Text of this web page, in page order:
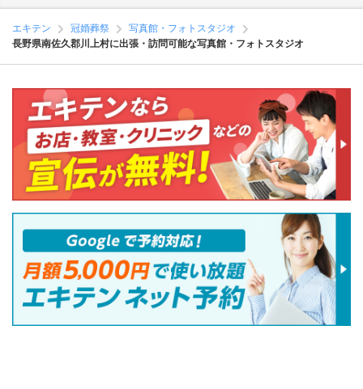
エキテン 冠婚葬祭
写真館・フォトスタジオ
長野県南佐久郡川上村に出張・訪問可能な写真館・フォトスタジオ